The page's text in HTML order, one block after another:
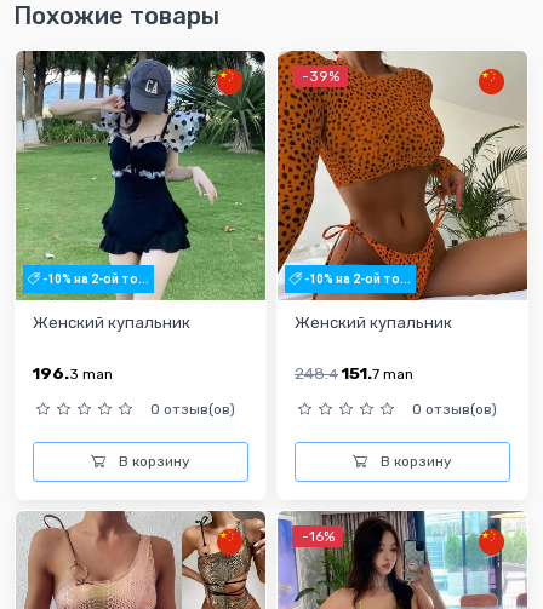
Похожие товары
-10% на 2-ой то...
Женский купальник
196.3 man
0 отзыв(ов)
В корзину
-39%
-10% на 2-ой то...
Женский купальник
248.4 151.7 man
0 отзыв(ов)
В корзину
-16%